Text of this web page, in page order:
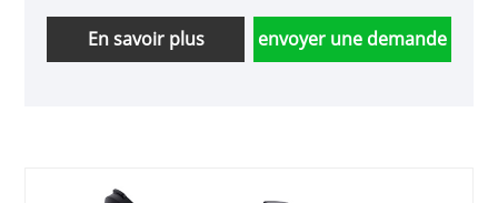
En savoir plus envoyer une demande